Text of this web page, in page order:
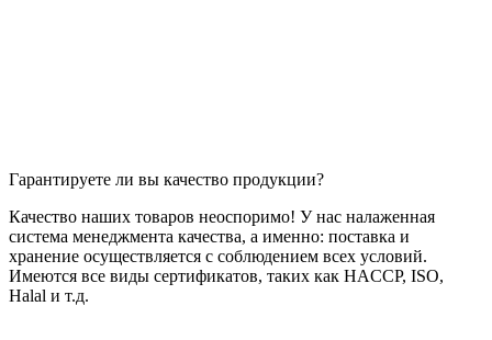
Гарантируете ли вы качество продукции?
Качество наших товаров неоспоримо! У нас налаженная
система менеджмента качества, а именно: поставка и
хранение осуществляется с соблюдением всех условий.
Имеются все виды сертификатов, таких как HACCP, ISO,
Halal и т.д.